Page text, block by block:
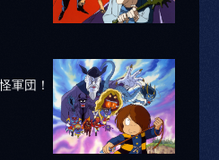
軍団！